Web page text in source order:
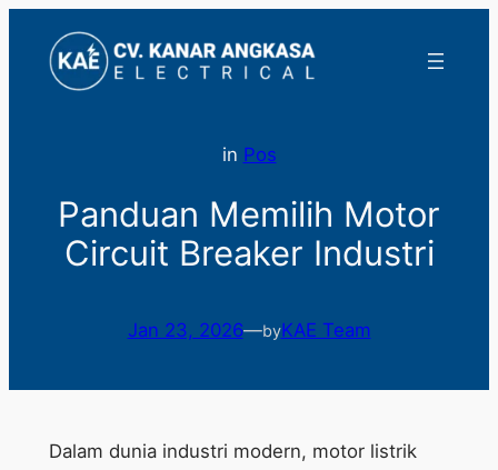
konten
in Pos
Panduan Memilih Motor
Circuit Breaker Industri
Jan 23, 2026—byKAE Team
Dalam dunia industri modern, motor listrik